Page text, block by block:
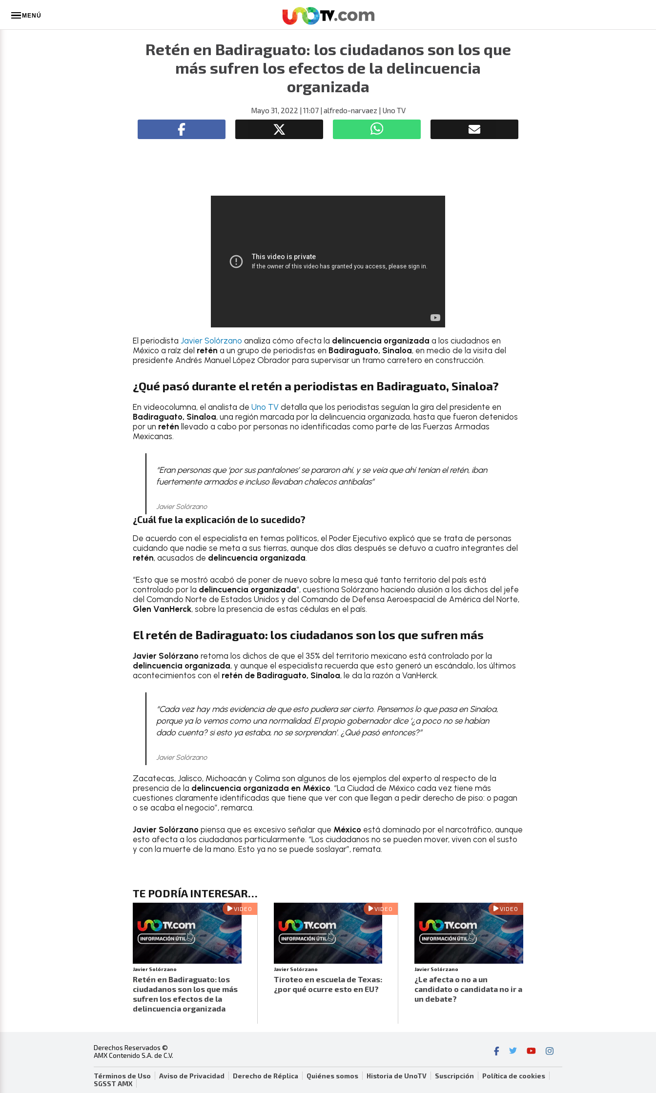
MENÚ
Retén en Badiraguato: los ciudadanos son los que
más sufren los efectos de la delincuencia
organizada
Mayo 31, 2022 | 11:07| alfredo-narvaez | Uno TV
El periodista Javier Solórzano analiza cómo afecta la delincuencia organizada a los ciudadnos en
México a raíz del retén a un grupo de periodistas en Badiraguato, Sinaloa, en medio de la visita del
presidente Andrés Manuel López Obrador para supervisar un tramo carretero en construcción.
¿Qué pasó durante el retén a periodistas en Badiraguato, Sinaloa?
En videocolumna, el analista de Uno TV detalla que los periodistas seguían la gira del presidente en
Badiraguato, Sinaloa, una región marcada por la delincuencia organizada, hasta que fueron detenidos
por un retén llevado a cabo por personas no identificadas como parte de las Fuerzas Armadas
Mexicanas.
“Eran personas que ‘por sus pantalones’ se pararon ahí, y se veía que ahí tenían el retén, iban
fuertemente armados e incluso llevaban chalecos antibalas”
Javier Solórzano
¿Cuál fue la explicación de lo sucedido?
De acuerdo con el especialista en temas políticos, el Poder Ejecutivo explicó que se trata de personas
cuidando que nadie se meta a sus tierras, aunque dos días después se detuvo a cuatro integrantes del
retén, acusados de delincuencia organizada.
“Esto que se mostró acabó de poner de nuevo sobre la mesa qué tanto territorio del país está
controlado por la delincuencia organizada“, cuestiona Solórzano haciendo alusión a los dichos del jefe
del Comando Norte de Estados Unidos y del Comando de Defensa Aeroespacial de América del Norte,
Glen VanHerck, sobre la presencia de estas cédulas en el país.
El retén de Badiraguato: los ciudadanos son los que sufren más
Javier Solórzano retoma los dichos de que el 35% del territorio mexicano está controlado por la
delincuencia organizada, y aunque el especialista recuerda que esto generó un escándalo, los últimos
acontecimientos con el retén de Badiraguato, Sinaloa, le da la razón a VanHerck.
“Cada vez hay más evidencia de que esto pudiera ser cierto. Pensemos lo que pasa en Sinaloa,
porque ya lo vemos como una normalidad. El propio gobernador dice ‘¿a poco no se habían
dado cuenta? si esto ya estaba, no se sorprendan’. ¿Qué pasó entonces?”
Javier Solórzano
Zacatecas, Jalisco, Michoacán y Colima son algunos de los ejemplos del experto al respecto de la
presencia de la delincuencia organizada en México. “La Ciudad de México cada vez tiene más
cuestiones claramente identificadas que tiene que ver con que llegan a pedir derecho de piso: o pagan
o se acaba el negocio”, remarca.
Javier Solórzano piensa que es excesivo señalar que México está dominado por el narcotráfico, aunque
esto afecta a los ciudadanos particularmente. “Los ciudadanos no se pueden mover, viven con el susto
y con la muerte de la mano. Esto ya no se puede soslayar”, remata.
TE PODRÍA INTERESAR…
VIDEO
Javier Solórzano
Retén en Badiraguato: los
ciudadanos son los que más
sufren los efectos de la
delincuencia organizada
VIDEO
Javier Solórzano
Tiroteo en escuela de Texas:
¿por qué ocurre esto en EU?
VIDEO
Javier Solórzano
¿Le afecta o no a un
candidato o candidata no ir a
un debate?
Derechos Reservados ©
AMX Contenido S.A. de C.V.
Términos de Uso Aviso de Privacidad Derecho de Réplica Quiénes somos Historia de UnoTV Suscripción
Política de cookies
SGSST AMX